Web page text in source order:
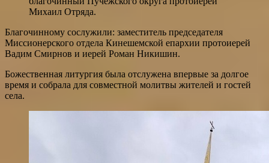
Михаил Отряда.
Благочинному сослужили: заместитель председателя
Миссионерского отдела Кинешемской епархии протоиерей
Вадим Смирнов и иерей Роман Никишин.
Божественная литургия была отслужена впервые за долгое
время и собрала для совместной молитвы жителей и гостей
села.